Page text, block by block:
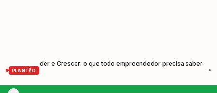
PLANTÃO
e Crescer: o que todo empreendedor precisa saber